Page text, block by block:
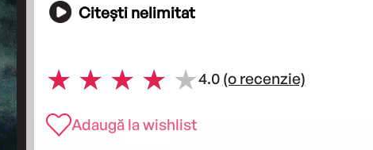
Citești nelimitat
4.0 (o recenzie)
Adaugă la wishlist